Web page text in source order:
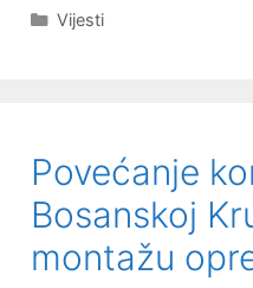
Kategorije
Vijesti
Povećanje
Bosanskoj
montažu